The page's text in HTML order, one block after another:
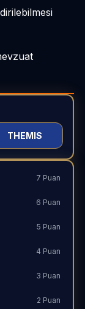
THEMIS
2 Puan
3 Puan
4 Puan
5 Puan
6 Puan
7 Puan
9 Puan